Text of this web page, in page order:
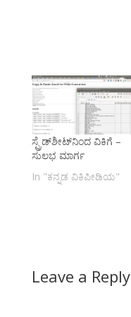
ಸ್ಪ್ರೆಡ್‌ಶೀಟ್‌ನಿಂದ ವಿಕಿಗೆ –
ಸುಲಭ ಮಾರ್ಗ
In "ಕನ್ನಡ ವಿಕಿಪೀಡಿಯ"
Leave a Reply